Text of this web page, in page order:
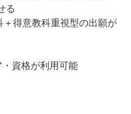
る
得意教科重視型の出願が
資格が利用可能